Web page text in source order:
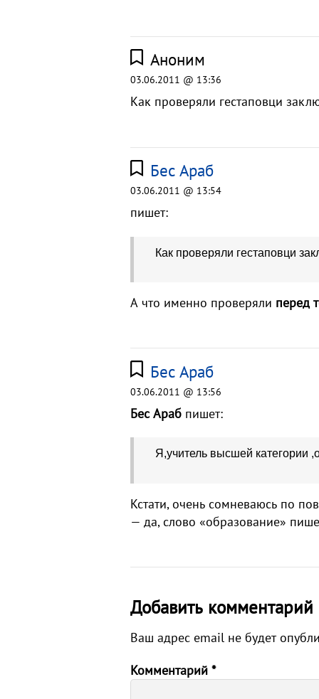
Аноним
03.06.2011 @ 13:36
Как проверяли гестаповци
Бес Араб
03.06.2011 @ 13:54
пишет:
Как проверяли гестаповци
А что именно проверяли перед
Бес Араб
03.06.2011 @ 13:56
Бес Араб пишет:
Я,учитель высшей категории
Кстати, очень сомневаюсь по
— да, слово «образование»
Добавить комментарий
Ваш адрес email не будет
Комментарий *